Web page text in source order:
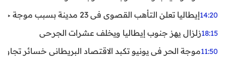
14:20إيطاليا تعلن التأهب القصوى في 23 مدينة بسبب موجة حر شديدة
18:15زلزال يهز جنوب إيطاليا ويخلف عشرات الجرحى
11:50موجة الحر في يونيو تكبد الاقتصاد البريطاني خسائر تجاوزت 1.5 مليار